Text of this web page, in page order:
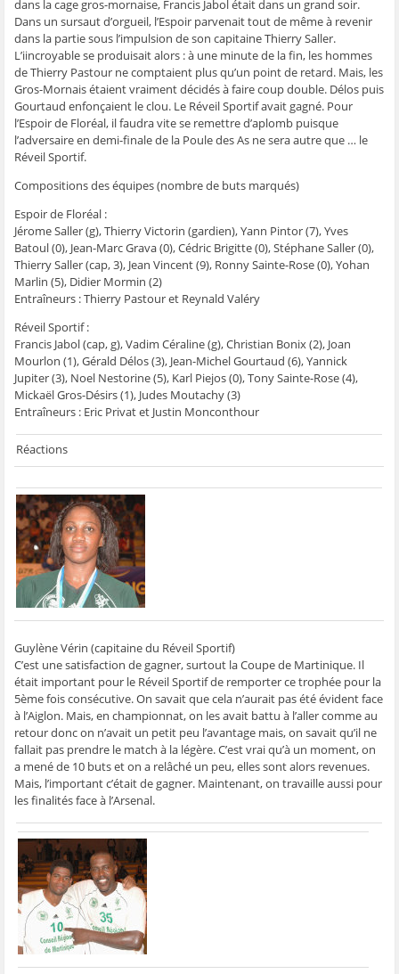
dans la cage gros-mornaise, Francis Jabol était dans un grand soir.
Dans un sursaut d’orgueil, l’Espoir parvenait tout de même à revenir
dans la partie sous l’impulsion de son capitaine Thierry Saller.
L’iincroyable se produisait alors : à une minute de la fin, les hommes
de Thierry Pastour ne comptaient plus qu’un point de retard. Mais, les
Gros-Mornais étaient vraiment décidés à faire coup double. Délos puis
Gourtaud enfonçaient le clou. Le Réveil Sportif avait gagné. Pour
l’Espoir de Floréal, il faudra vite se remettre d’aplomb puisque
l’adversaire en demi-finale de la Poule des As ne sera autre que … le
Réveil Sportif.
Compositions des équipes (nombre de buts marqués)
Espoir de Floréal :
Jérome Saller (g), Thierry Victorin (gardien), Yann Pintor (7), Yves
Batoul (0), Jean-Marc Grava (0), Cédric Brigitte (0), Stéphane Saller (0),
Thierry Saller (cap, 3), Jean Vincent (9), Ronny Sainte-Rose (0), Yohan
Marlin (5), Didier Mormin (2)
Entraîneurs : Thierry Pastour et Reynald Valéry
Réveil Sportif :
Francis Jabol (cap, g), Vadim Céraline (g), Christian Bonix (2), Joan
Mourlon (1), Gérald Délos (3), Jean-Michel Gourtaud (6), Yannick
Jupiter (3), Noel Nestorine (5), Karl Piejos (0), Tony Sainte-Rose (4),
Mickaël Gros-Désirs (1), Judes Moutachy (3)
Entraîneurs : Eric Privat et Justin Monconthour
Réactions
Guylène Vérin (capitaine du Réveil Sportif)
C’est une satisfaction de gagner, surtout la Coupe de Martinique. Il
était important pour le Réveil Sportif de remporter ce trophée pour la
5ème fois consécutive. On savait que cela n’aurait pas été évident face
à l’Aiglon. Mais, en championnat, on les avait battu à l’aller comme au
retour donc on n’avait un petit peu l’avantage mais, on savait qu’il ne
fallait pas prendre le match à la légère. C’est vrai qu’à un moment, on
a mené de 10 buts et on a relâché un peu, elles sont alors revenues.
Mais, l’important c’était de gagner. Maintenant, on travaille aussi pour
les finalités face à l’Arsenal.